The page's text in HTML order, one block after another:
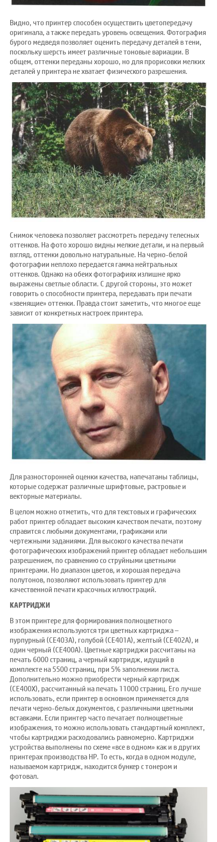
Видно, что принтер способен осуществить цветопередачу
оригинала, а также передать уровень освещения. Фотография
бурого медведя позволяет оценить передачу деталей в тени,
поскольку шерсть имеет различные тоновые вариации. В
общем, оттенки переданы хорошо, но для прорисовки мелких
деталей у принтера не хватает физического разрешения.
Снимок человека позволяет рассмотреть передачу телесных
оттенков. На фото хорошо видны мелкие детали, и на первый
взгляд, оттенки довольно натуральные. На черно-белой
фотографии неплохо передается гамма нейтральных
оттенков. Однако на обеих фотографиях излишне ярко
выражены светлые области. С другой стороны, это может
говорить о способности принтера, передавать при печати
«звенящие» оттенки. Правда стоит заметить, что многое еще
зависит от конкретных настроек принтера.
Для разносторонней оценки качества, напечатаны таблицы,
которые содержат различные шрифтовые, растровые и
векторные материалы.
В целом можно отметить, что для текстовых и графических
работ принтер обладает высоким качеством печати, поэтому
справится с любыми документами, графиками или
чертежными заданиями. Для высокого качества печати
фотографических изображений принтер обладает небольшим
разрешением, по сравнению со струйными цветными
принтерами. Но диапазон цветов, и хорошая передача
полутонов, позволяют использовать принтер для
качественной печати красочных иллюстраций.
КАРТРИДЖИ
В этом принтере для формирования полноцветного
изображения используются три цветных картриджа –
пурпурный (CE403A), голубой (CE401A), желтый (CE402A), и
один черный (CE400A). Цветные картриджи рассчитаны на
печать 6000 страниц, а черный картридж, идущий в
комплекте на 5500 страниц, при 5% заполнении листа.
Дополнительно можно приобрести черный картридж
(CE400X), рассчитанный на печать 11000 страниц. Его лучше
использовать, если принтер в основном применяется для
печати черно-белых документов, с различными цветными
вставками. Если принтер часто печатает полноцветные
изображения, то можно использовать стандартный комплект,
чтобы картриджи расходовались равномерно. Картриджи
устройства выполнены по схеме «все в одном» как и в других
принтерах производства HP. То есть, когда в одном модуле,
называемом картридж, находится бункер с тонером и
фотовал.